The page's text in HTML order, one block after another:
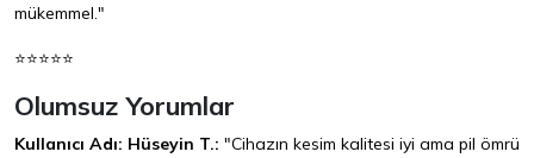
mükemmel."
⭐⭐⭐⭐⭐
Olumsuz Yorumlar
Kullanıcı Adı: Hüseyin T.: "Cihazın kesim kalitesi iyi ama pil ömrü